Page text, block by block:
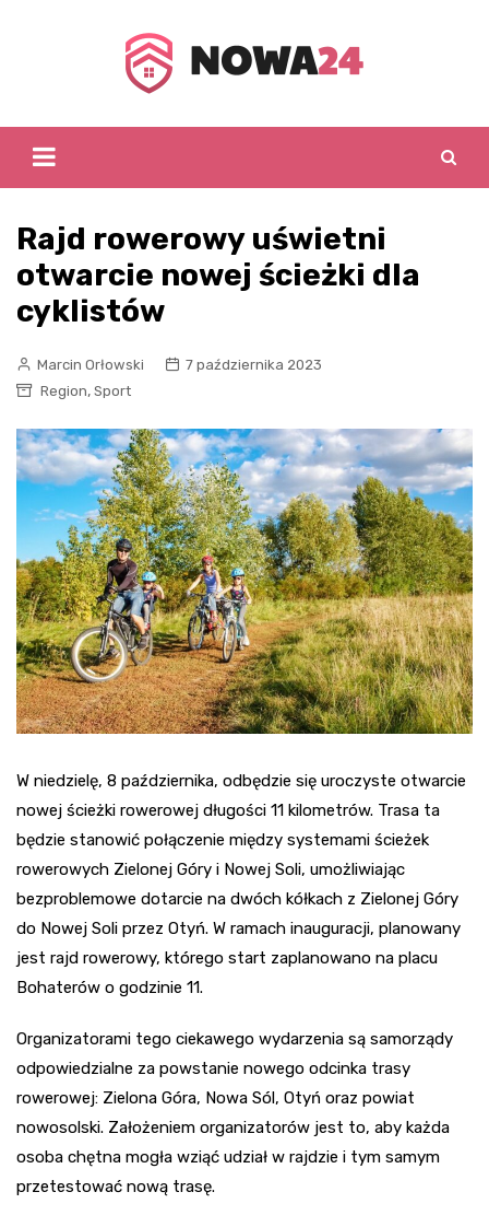
Rajd rowerowy uświetni
otwarcie nowej ścieżki dla
cyklistów
Marcin Orłowski
7 października 2023
Region, Sport
W niedzielę, 8 października, odbędzie się uroczyste otwarcie
nowej ścieżki rowerowej długości 11 kilometrów. Trasa ta
będzie stanowić połączenie między systemami ścieżek
rowerowych Zielonej Góry i Nowej Soli, umożliwiając
bezproblemowe dotarcie na dwóch kółkach z Zielonej Góry
do Nowej Soli przez Otyń. W ramach inauguracji, planowany
jest rajd rowerowy, którego start zaplanowano na placu
Bohaterów o godzinie 11.
Organizatorami tego ciekawego wydarzenia są samorządy
odpowiedzialne za powstanie nowego odcinka trasy
rowerowej: Zielona Góra, Nowa Sól, Otyń oraz powiat
nowosolski. Założeniem organizatorów jest to, aby każda
osoba chętna mogła wziąć udział w rajdzie i tym samym
przetestować nową trasę.